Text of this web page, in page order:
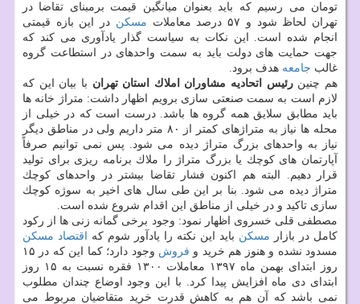
تومان می رسیم كه باید بعنوان میانگین قیمت برمبنای تقاضا در
تهران لحاظ شود و ۵۷ درصد معاملات
مسكن در این بازه قیمتی
انجام شده است. این نكات به سیاست گذار یادآوری می كند كه
جهت حمایت های دولت باید به سمت واحدهای در استطاعت گروه
غالب جامعه هدف برود.
هم چنین رئیس اتحادیه مشاوران املاك استان تهران با بیان این كه
لازم است به سمت صنعتی سازی برویم اظهار داشت: متراژ خانه ها
باید مطابق سلایق همه گروه ها باشد. درست است كه در خیلی از
محله ها نیاز به متراژهای كمتر از ۸۰ متر داریم ولی در مناطق دیگر
نیاز به واحدهای بزرگ متراژ دیده می شود. پس نمی توانیم صرفاً
آپارتمان های كوچك یا بزرگ متراژ را ملاك برنامه ریزی برای تولید
قرار دهیم. البته هم اكنون فشار تقاضا بیشتر در واحدهای كوچك
متراژ دیده می شود. بنا بر این طی سال های اخیر به سوژه كوچك
سازی تاكید و در خیلی از مناطق این اقدام شروع شده است.
مصطفی قلی خسروی اظهار نمود: وجود برخی گمانه زنی ها از ركود
كامل در بازار مسكن باید این نكته را یادآور شوم كه اقتصاد مسكن
مسدود نشده و هنوز هم خرید و فروش
وجود دارد؛ كما این كه در ۱۵
روز ابتدای بهمن ماه ۱۳۹۷ معاملات ۱۳۰۰ فقره نسبت به ۱۵ روز
ابتدای دی ماه افزایش پیدا كرد. با این وجود اوضاع چندان مطلوب
نمی باشد كه آن هم به كاهش قدرت خرید متقاضیان مربوط می